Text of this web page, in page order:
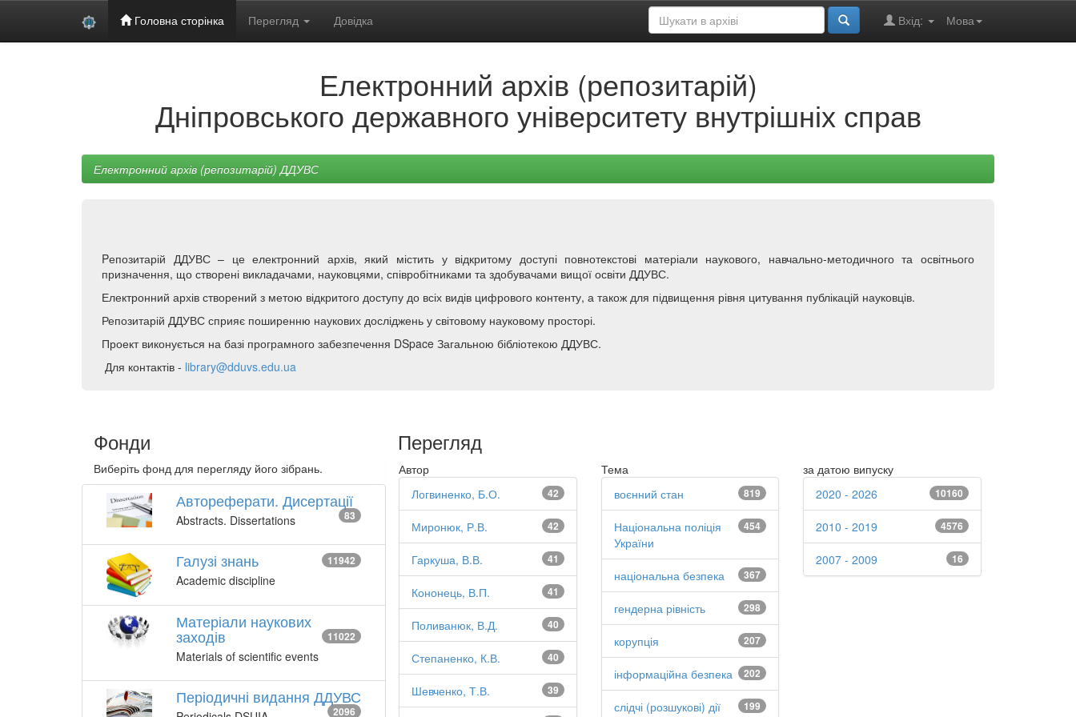
Головна сторінка Перегляд Довідка Мова
Вхід:
Електронний архів (репозитарій)
Дніпровського державного університету внутрішніх справ
Електронний архів (репозитарій) ДДУВС
Pепозитарій ДДУВС – це електронний архів, який містить у відкритому доступі повнотекстові матеріали наукового, навчально-методичного та освітнього
призначення, що створені викладачами, науковцями, співробітниками та здобувачами вищої освіти ДДУВС.
Електронний архів створений з метою відкритого доступу до всіх видів цифрового контенту, а також для підвищення рівня цитування публікацій науковців.
Репозитарій ДДУВС сприяє поширенню наукових досліджень у світовому науковому просторі.
Проект виконується на базі програмного забезпечення DSpace Загальною бібліотекою ДДУВС.
Для контактів - library@dduvs.edu.ua
Фонди
Виберіть фонд для перегляду його зібрань.
Автореферати. Дисертації
83
Abstracts. Dissertations
Галузі знань 11942
Academic discipline
Матеріали наукових
заходів 11022
Materials of scientific events
Періодичні видання ДДУВС
2096
Перегляд
Автор
42
Логвиненко, Б.О.
42
Миронюк, Р.В.
41
Гаркуша, В.В.
41
Кононець, В.П.
40
Поливанюк, В.Д.
40
Степаненко, К.В.
39
Шевченко, Т.В.
Тема
819
воєнний стан
454
Національна поліція
України
367
національна безпека
298
гендерна рівність
207
корупція
202
інформаційна безпека
199
слідчі (розшукові) дії
за датою випуску
10160
2020 - 2026
4576
2010 - 2019
16
2007 - 2009